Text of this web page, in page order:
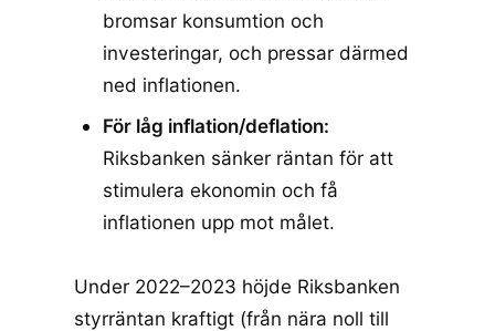
bromsar konsumtion och
investeringar, och pressar därmed
ned inflationen.
För låg inflation/deflation:
Riksbanken sänker räntan för att
stimulera ekonomin och få
inflationen upp mot målet.
Under 2022–2023 höjde Riksbanken
styrräntan kraftigt (från nära noll till